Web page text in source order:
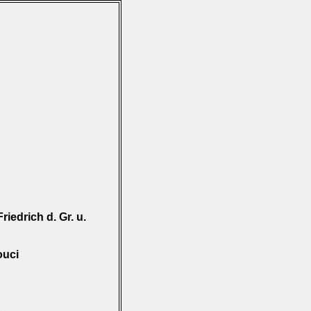
d. Gr. u.